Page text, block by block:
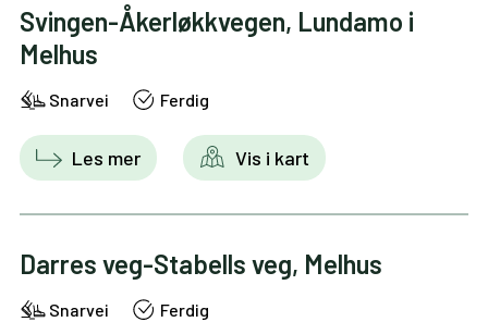
Svingen-Åkerløkkvegen, Lundamo i
Melhus
Snarvei Ferdig
Les mer Vis i kart
Darres veg-Stabells veg, Melhus
Snarvei Ferdig